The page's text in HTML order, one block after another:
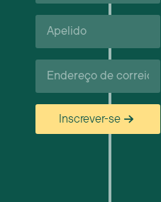
Apelido*
Correio
eletrónico*
Inscrever-se